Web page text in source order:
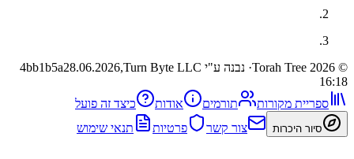
· נבנה ע"י Turn Byte LLC 4bb1b5a28.06.2026,
מקורות תורמים אודות כיצד זה פועל
היכרות צור קשר פרטיות תנאי שימוש